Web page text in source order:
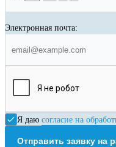
Электронная почта:
Я даю согласие на
Отправить заявку на